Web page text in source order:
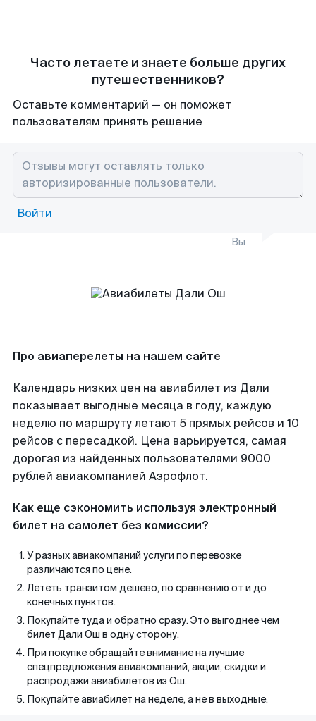
Часто летаете и знаете больше других
путешественников?
Оставьте комментарий — он поможет
пользователям принять решение
Войти
Вы
Про авиаперелеты на нашем сайте
Календарь низких цен на авиабилет из Дали
показывает выгодные месяца в году, каждую
неделю по маршруту летают 5 прямых рейсов и 10
рейсов с пересадкой. Цена варьируется, самая
дорогая из найденных пользователями 9000
рублей авиакомпанией Аэрофлот.
Как еще сэкономить используя электронный
билет на самолет без комиссии?
У разных авиакомпаний услуги по перевозке
различаются по цене.
Лететь транзитом дешево, по сравнению от и до
конечных пунктов.
Покупайте туда и обратно сразу. Это выгоднее чем
билет Дали Ош в одну сторону.
При покупке обращайте внимание на лучшие
спецпредложения авиакомпаний, акции, скидки и
распродажи авиабилетов из Ош.
Покупайте авиабилет на неделе, а не в выходные.